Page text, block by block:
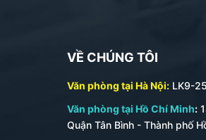
VỀ CHÚNG TÔI
Văn phòng tại Hà Nội: LK9-
Văn phòng tại Hồ Chí Minh:
Quận Tân Bình - Thành phố